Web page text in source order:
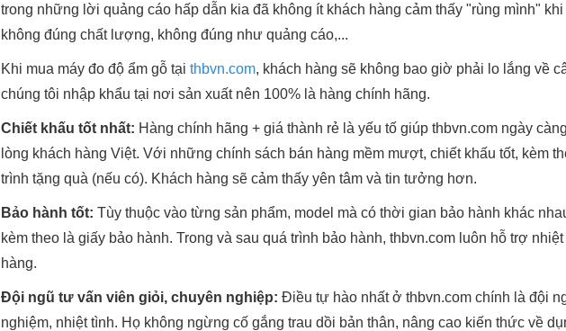
trong những lời quảng cáo hấp dẫn kia đã không ít khách hàng cảm thấy "rùng mình"
không đúng chất lượng, không đúng như quảng cáo,...
Khi mua máy đo độ ẩm gỗ tại thbvn.com, khách hàng sẽ không bao giờ phải lo lắng về
chúng tôi nhập khẩu tại nơi sản xuất nên 100% là hàng chính hãng.
Chiết khấu tốt nhất: Hàng chính hãng + giá thành rẻ là yếu tố giúp thbvn.com ngày
lòng khách hàng Việt. Với những chính sách bán hàng mềm mượt, chiết khấu tốt, kèm
trình tặng quà (nếu có). Khách hàng sẽ cảm thấy yên tâm và tin tưởng hơn.
Bảo hành tốt: Tùy thuộc vào từng sản phẩm, model mà có thời gian bảo hành khác
kèm theo là giấy bảo hành. Trong và sau quá trình bảo hành, thbvn.com luôn hỗ trợ
hàng.
Đội ngũ tư vấn viên giỏi, chuyên nghiệp: Điều tự hào nhất ở thbvn.com chính là đội
nghiệm, nhiệt tình. Họ không ngừng cố gắng trau dồi bản thân, nâng cao kiến thức về